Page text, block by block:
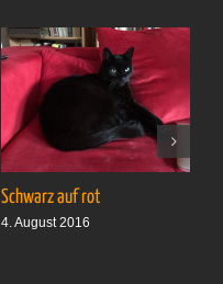
Schwarz auf rot
4. August 2016